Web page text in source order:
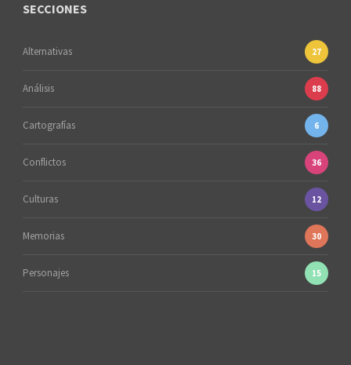
SECCIONES
Alternativas 27
Análisis 88
Cartografías 6
Conflictos 36
Culturas 12
Memorias 30
Personajes 15